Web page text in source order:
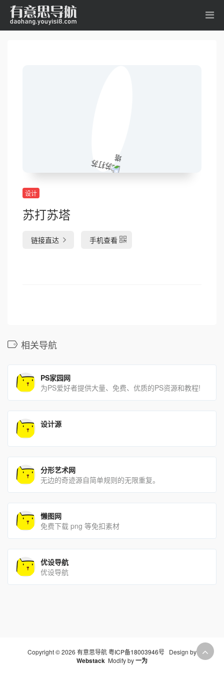
设计
苏打苏塔
链接直达 手机查看
相关导航
PS家园网
为PS爱好者提供大量、免费、优质的PS资源和教程!
设计源
分形艺术网
无边的奇迹源自简单规则的无限重复。
懒图网
免费下载 png 等免扣素材
优设导航
优设导航
Copyright © 2026 有意思导航粤ICP备18003946号 Design by
Webstack Modify by一为